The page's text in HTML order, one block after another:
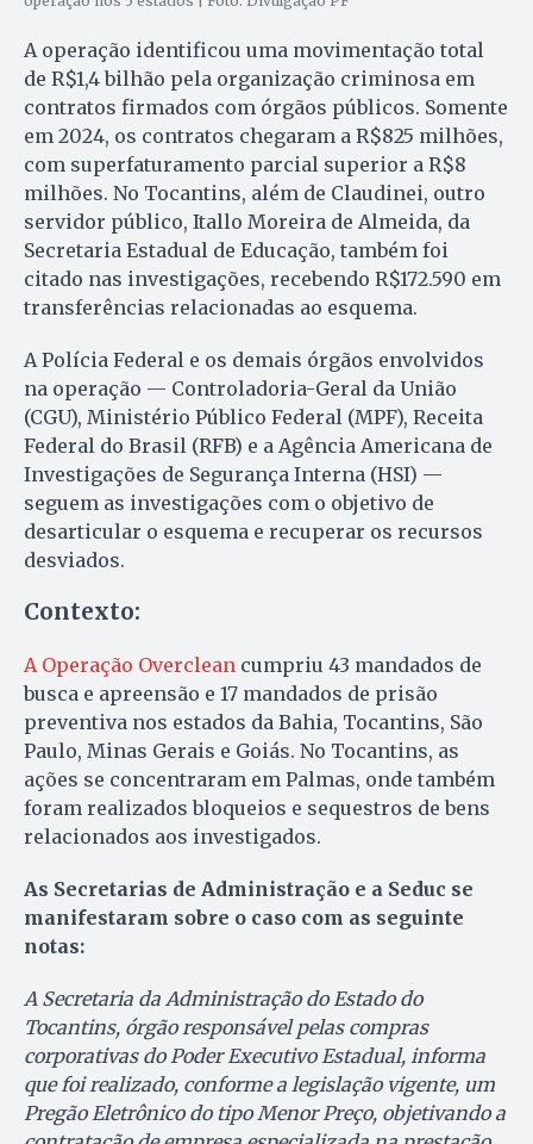
A operação identificou uma movimentação total
de R$1,4 bilhão pela organização criminosa em
contratos firmados com órgãos públicos. Somente
em 2024, os contratos chegaram a R$825 milhões,
com superfaturamento parcial superior a R$8
milhões. No Tocantins, além de Claudinei, outro
servidor público, Itallo Moreira de Almeida, da
Secretaria Estadual de Educação, também foi
citado nas investigações, recebendo R$172.590 em
transferências relacionadas ao esquema.
A Polícia Federal e os demais órgãos envolvidos
na operação — Controladoria-Geral da União
(CGU), Ministério Público Federal (MPF), Receita
Federal do Brasil (RFB) e a Agência Americana de
Investigações de Segurança Interna (HSI) —
seguem as investigações com o objetivo de
desarticular o esquema e recuperar os recursos
desviados.
Contexto:
A Operação Overclean cumpriu 43 mandados de
busca e apreensão e 17 mandados de prisão
preventiva nos estados da Bahia, Tocantins, São
Paulo, Minas Gerais e Goiás. No Tocantins, as
ações se concentraram em Palmas, onde também
foram realizados bloqueios e sequestros de bens
relacionados aos investigados.
As Secretarias de Administração e a Seduc se
manifestaram sobre o caso com as seguinte
notas:
A Secretaria da Administração do Estado do
Tocantins, órgão responsável pelas compras
corporativas do Poder Executivo Estadual, informa
que foi realizado, conforme a legislação vigente, um
Pregão Eletrônico do tipo Menor Preço, objetivando a